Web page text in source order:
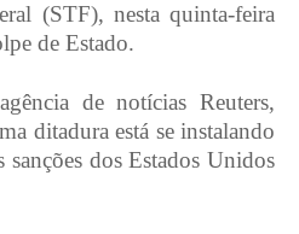
(STF), nesta quinta-feira
de Estado.
de notícias Reuters,
ditadura está se instalando
sanções dos Estados Unidos